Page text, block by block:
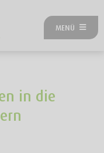
MENÜ
in die